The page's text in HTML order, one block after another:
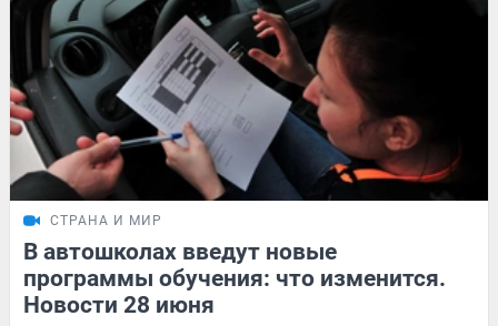
СТРАНА И МИР
В автошколах введут новые
программы обучения: что изменится.
Новости 28 июня